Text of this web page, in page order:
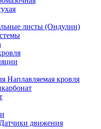
листы (Ондулин)
Наплавляемая кровля
Датчики движения